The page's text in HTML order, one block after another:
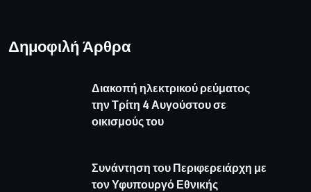
Δημοφιλή Άρθρα
Διακοπή ηλεκτρικού ρεύματος
την Τρίτη 4 Αυγούστου σε
οικισμούς του
Συνάντηση του Περιφερειάρχη με
τον Υφυπουργό Εθνικής